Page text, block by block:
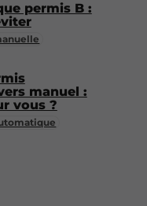
permis B :
manuel :
vous ?